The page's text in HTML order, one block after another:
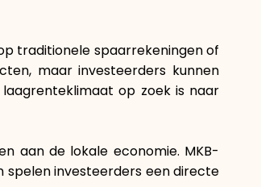
traditionele spaarrekeningen of
maar investeerders kunnen
op zoek is naar
aan de lokale economie. MKB-
spelen investeerders een directe